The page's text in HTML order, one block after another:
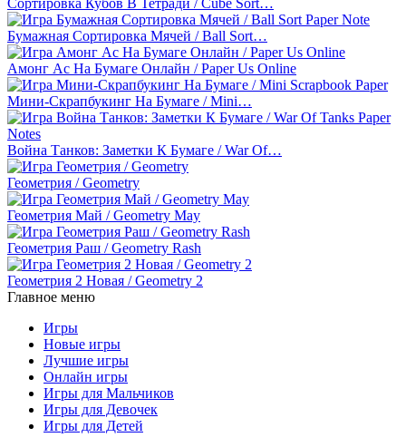
Бумажная Сортировка Мячей / Ball Sort…
Амонг Ас На Бумаге Онлайн / Paper Us Online
Мини-Скрапбукинг На Бумаге / Mini…
Война Танков: Заметки К Бумаге / War Of…
Геометрия / Geometry
Геометрия Май / Geometry May
Геометрия Раш / Geometry Rash
Геометрия 2 Новая / Geometry 2
Главное меню
Игры
Новые игры
Лучшие игры
Онлайн игры
Игры для Мальчиков
Игры для Девочек
Игры для Детей